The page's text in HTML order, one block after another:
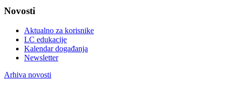
Novosti
Aktualno za korisnike
LC edukacije
Kalendar događanja
Newsletter
Arhiva novosti